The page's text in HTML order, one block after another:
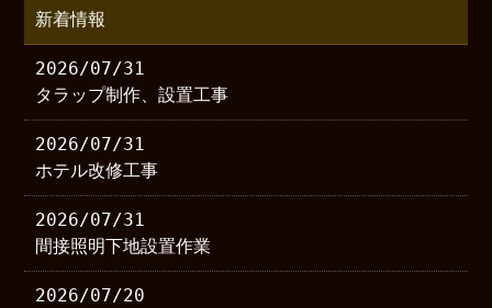
新着情報
2026/07/31
タラップ制作、設置工事
2026/07/31
ホテル改修工事
2026/07/31
間接照明下地設置作業
2026/07/20